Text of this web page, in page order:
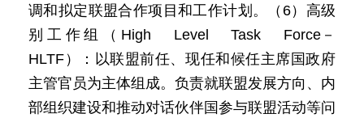
调和拟定联盟合作项目和工作计划。（6）高级
别工作组（High Level Task Force－
HLTF）：以联盟前任、现任和候任主席国政府
主管官员为主体组成。负责就联盟发展方向、内
部组织建设和推动对话伙伴国参与联盟活动等问